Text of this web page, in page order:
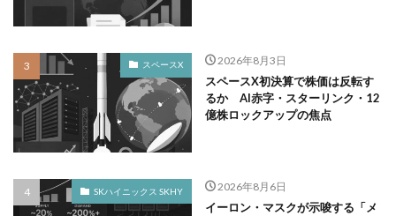
スペースX 2026年8月3日
スペースX初決算で株価は反転す
るか AI赤字・スターリンク・12
億株ロックアップの焦点
SKハイニックス SKHY 2026年8月6日
イーロン・マスクが示唆する「メ